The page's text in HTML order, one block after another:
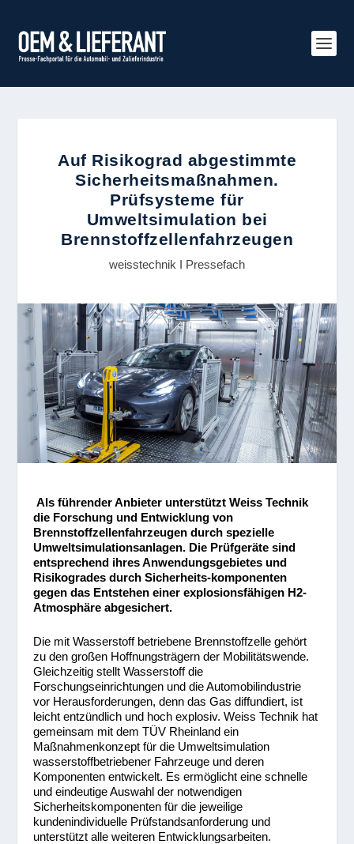
Auf Risikograd abgestimmte
Sicherheitsmaßnahmen.
Prüfsysteme für
Umweltsimulation bei
Brennstoffzellenfahrzeugen
weisstechnik I Pressefach
Als führender Anbieter unterstützt Weiss Technik
die Forschung und Entwicklung von
Brennstoffzellenfahrzeugen durch spezielle
Umweltsimulationsanlagen. Die Prüfgeräte sind
entsprechend ihres Anwendungsgebietes und
Risikogrades durch Sicherheits-komponenten
gegen das Entstehen einer explosionsfähigen H2-
Atmosphäre abgesichert.
Die mit Wasserstoff betriebene Brennstoffzelle gehört
zu den großen Hoffnungsträgern der Mobilitätswende.
Gleichzeitig stellt Wasserstoff die
Forschungseinrichtungen und die Automobilindustrie
vor Herausforderungen, denn das Gas diffundiert, ist
leicht entzündlich und hoch explosiv. Weiss Technik hat
gemeinsam mit dem TÜV Rheinland ein
Maßnahmenkonzept für die Umweltsimulation
wasserstoffbetriebener Fahrzeuge und deren
Komponenten entwickelt. Es ermöglicht eine schnelle
und eindeutige Auswahl der notwendigen
Sicherheitskomponenten für die jeweilige
kundenindividuelle Prüfstandsanforderung und
unterstützt alle weiteren Entwicklungsarbeiten.